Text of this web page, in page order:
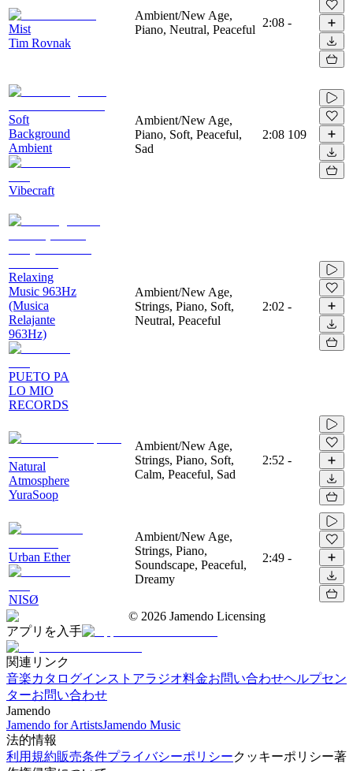
Mist
Tim Rovnak
Ambient/New Age,
Piano, Neutral, Peaceful
2:08 -
Soft
Background
Ambient
Vibecraft
Ambient/New Age,
Piano, Soft, Peaceful,
Sad
2:08 109
Relaxing
Music 963Hz
(Musica
Relajante
963Hz)
PUETO PA
LO MIO
RECORDS
Ambient/New Age,
Strings, Piano, Soft,
Neutral, Peaceful
2:02 -
Natural
Atmosphere
YuraSoop
Ambient/New Age,
Strings, Piano, Soft,
Calm, Peaceful, Sad
2:52 -
Urban Ether
NISØ
Ambient/New Age,
Strings, Piano,
Soundscape, Peaceful,
Dreamy
2:49 -
© 2026 Jamendo Licensing
アプリを入手
関連リンク
音楽カタログインストアラジオ料金お問い合わせヘルプセン
ターお問い合わせ
Jamendo
Jamendo for ArtistsJamendo Music
法的情報
利用規約販売条件プライバシーポリシークッキーポリシー著